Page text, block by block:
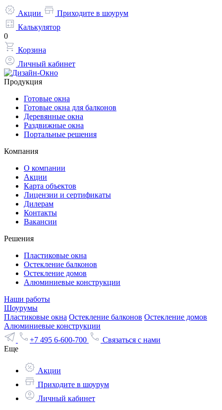
Акции
Приходите в шоурум
Калькулятор
0
Корзина
Личный кабинет
Продукция
Готовые окна
Готовые окна для балконов
Деревянные окна
Раздвижные окна
Портальные решения
Компания
О компании
Акции
Карта объектов
Лицензии и сертификаты
Дилерам
Контакты
Вакансии
Решения
Пластиковые окна
Остекление балконов
Остекление домов
Алюминиевые конструкции
Наши работы
Шоурумы
Пластиковые окна Остекление балконов Остекление домов
Алюминиевые конструкции
+7 495 6-600-700
Связаться с нами
Еще
Акции
Приходите в шоурум
Личный кабинет